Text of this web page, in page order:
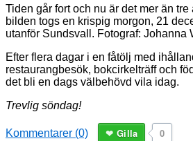
Tiden går fort och nu är det mer än
bilden togs en krispig morgon, 21
utanför Sundsvall. Fotograf: Johanna
Efter flera dagar i en fåtölj med
restaurangbesök, bokcirkelträff och
det bli en dags välbehövd vila idag.
Trevlig söndag!
Kommentarer (0) 0
Gilla